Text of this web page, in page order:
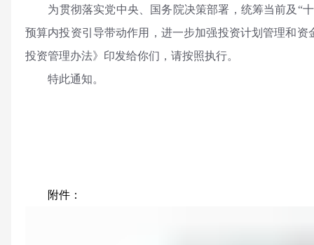
为贯彻落实党中央、国务院决策部署，统筹当前及“十
预算内投资引导带动作用，进一步加强投资计划管理和
投资管理办法》印发给你们，请按照执行。
特此通知。
附件：